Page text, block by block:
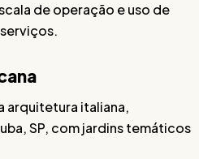
de operação e uso de
arquitetura italiana,
SP, com jardins temáticos